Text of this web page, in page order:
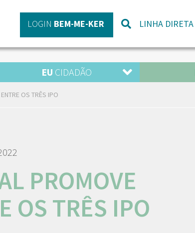
LOGIN BEM-ME-KER LINHA DIRETA
EU CIDADÃO
OS TRÊS IPO
PROMOVE
OS TRÊS IPO